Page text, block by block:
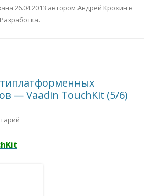
26.04.2013 автором Андрей Крохин в
Разработка.
— Vaadin TouchKit (5/6)